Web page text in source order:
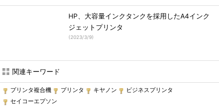
HP、大容量インクタンクを採用したA4インク
ジェットプリンタ
(2023/3/9)
関連キーワード
プリンタ複合機 プリンタ キヤノン
ビジネスプリンタ
セイコーエプソン